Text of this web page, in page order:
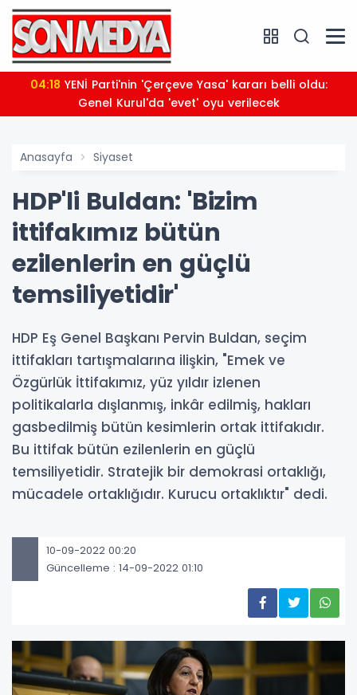
04:18
Genel Kurul'da 'evet' oyu verilecek
Anasayfa Siyaset
HDP'li Buldan: 'Bizim
ittifakımız bütün
ezilenlerin en güçlü
temsiliyetidir'
HDP Eş Genel Başkanı Pervin Buldan, seçim
ittifakları tartışmalarına ilişkin, "Emek ve
Özgürlük İttifakımız, yüz yıldır izlenen
politikalarla dışlanmış, inkâr edilmiş, hakları
gasbedilmiş bütün kesimlerin ortak ittifakıdır.
Bu ittifak bütün ezilenlerin en güçlü
temsiliyetidir. Stratejik bir demokrasi ortaklığı,
mücadele ortaklığıdır. Kurucu ortaklıktır" dedi.
10-09-2022 00:20
Güncelleme : 14-09-2022 01:10